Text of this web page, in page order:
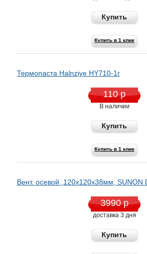
Купить
Купить в 1 клик
Термопаста Halnziye HY710-1г
110 р
В наличии
Купить
Купить в 1 клик
Вент. осевой ,120x120x38мм, SUNON
3990 р
доставка 3 дня
Купить